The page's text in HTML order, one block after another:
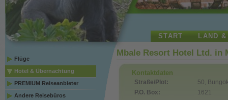
START LAND
Flüge
Hotel & Übernachtung
PREMIUM Reiseanbieter
Andere Reisebüros
Mbale Resort Hotel Ltd. in
Kontaktdaten
Straße/Plot:
50,
P.O. Box:
1621